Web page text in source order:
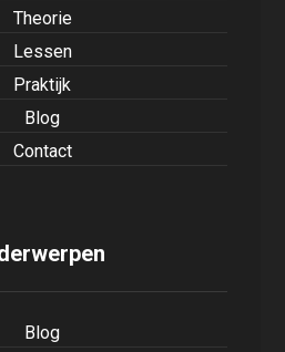
Theorie
Lessen
Praktijk
Blog
Contact
Blog